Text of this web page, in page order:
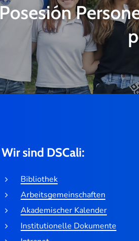
Posesión
Wir sind DSCali:
Bibliothek
Arbeitsgemeinschaften
Akademischer Kalender
Institutionelle Dokumente